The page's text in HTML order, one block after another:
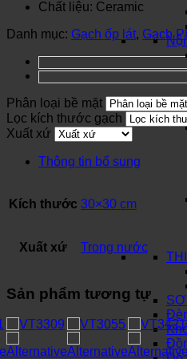
Chất liệu: Ceramic
Danh mục: Gạch ốp lát, Gạch
Phân loại bề mặt
Lọc kích thước gạch
Xuất xứ
Thông tin bổ sung
Kích thước 30×30 cm
Xuất xứ Trong nước
Sản phẩm tương tự